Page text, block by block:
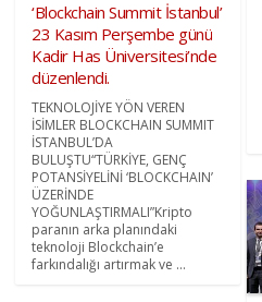
‘Blockchain Summit İstanbul’
23 Kasım Perşembe günü
Kadir Has Üniversitesi’nde
düzenlendi.
TEKNOLOJİYE YÖN VEREN
İSİMLER BLOCKCHAIN SUMMIT
İSTANBUL’DA
BULUŞTU“TÜRKİYE, GENÇ
POTANSİYELİNİ ‘BLOCKCHAIN’
ÜZERİNDE
YOĞUNLAŞTIRMALI”Kripto
paranın arka planındaki
teknoloji Blockchain’e
farkındalığı artırmak ve ...